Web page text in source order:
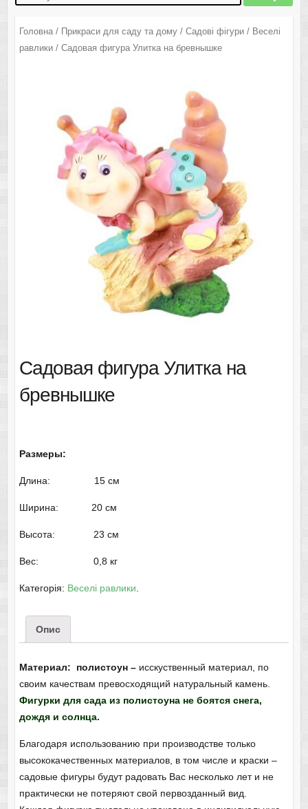
Головна/ Прикраси для саду та дому/ Садові фігури/ Веселі
равлики/ Садовая фигура Улитка на бревнышке
Садовая фигура Улитка на
бревнышке
Размеры:
Длина: 15 см
Ширина: 20 см
Высота: 23 см
Вес: 0,8 кг
Категорія: Веселі равлики.
Опис
Материал: полистоун –исскуственный материал, по
своим качествам превосходящий натуральный камень.
Фигурки для сада из полистоуна не боятся снега,
дождя и солнца.
Благодаря использованию при производстве только
высококачественных материалов, в том числе и краски –
садовые фигуры будут радовать Вас несколько лет и не
практически не потеряют свой первозданный вид.